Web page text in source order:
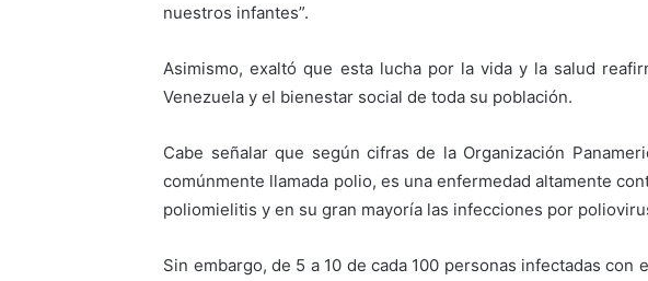
nuestros infantes”.
Asimismo, exaltó que esta lucha por la vida y la salud
Venezuela y el bienestar social de toda su población.
Cabe señalar que según cifras de la Organización
comúnmente llamada polio, es una enfermedad altamente
poliomielitis y en su gran mayoría las infecciones por
Sin embargo, de 5 a 10 de cada 100 personas infectadas